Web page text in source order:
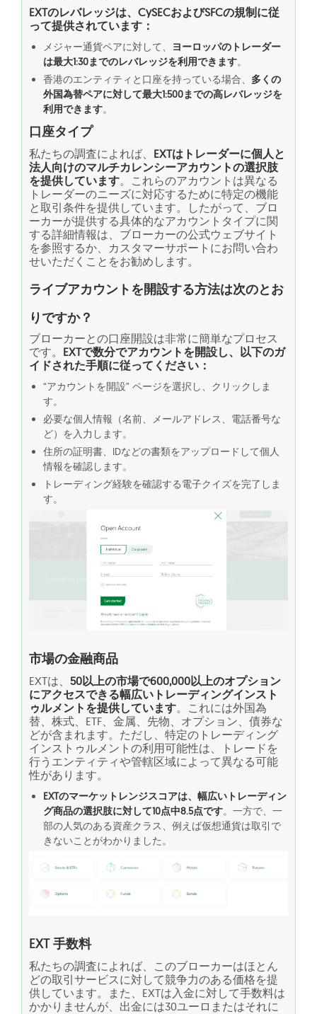
EXTのレバレッジは、CySECおよびSFCの規制に従
って提供されています：
メジャー通貨ペアに対して、
ヨーロッパのトレーダー
は最大1:30までのレバレッジを利用できます。
香港のエンティティと口座を持っている場合、 多くの
外国為替ペアに対して最大1:500までの高レバレッジを
利用できます。
口座タイプ
私たちの調査によれば、 EXTはトレーダーに個人と
法人向けのマルチカレンシーアカウントの選択肢
を提供しています。これらのアカウントは異なる
トレーダーのニーズに対応するために特定の機能
と取引条件を提供しています。したがって、ブロ
ーカーが提供する具体的なアカウントタイプに関
する詳細情報は、ブローカーの公式ウェブサイト
を参照するか、カスタマーサポートにお問い合わ
せいただくことをお勧めします。
ライブアカウントを開設する方法は次のとお
りですか？
ブローカーとの口座開設は非常に簡単なプロセス
です。 EXTで数分でアカウントを開設し、以下のガ
イドされた手順に従ってください：
“アカウントを開設” ページを選択し、クリックしま
す。
必要な個人情報（名前、メールアドレス、電話番号な
ど）を入力します。
住所の証明書、IDなどの書類をアップロードして個人
情報を確認します。
トレーディング経験を確認する電子クイズを完了しま
す。
市場の金融商品
EXTは、 50以上の市場で600,000以上のオプション
にアクセスできる幅広いトレーディングインスト
ゥルメントを提供しています。これには外国為
替、株式、ETF、金属、先物、オプション、債券な
どが含まれます。ただし、特定のトレーディング
インストゥルメントの利用可能性は、トレードを
行うエンティティや管轄区域によって異なる可能
性があります。
EXTのマーケットレンジスコアは、幅広いトレーディン
グ商品の選択肢に対して10点中8.5点です。一方で、一
部の人気のある資産クラス、例えば仮想通貨は取引で
きないことがわかりました。
EXT 手数料
私たちの調査によれば、このブローカーはほとん
どの取引サービスに対して競争力のある価格を提
供しています。また、EXTは入金に対して手数料は
かかりませんが、出金には30ユーロまたはそれに